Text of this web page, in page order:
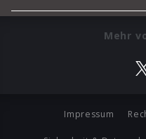
Mehr
Impressum